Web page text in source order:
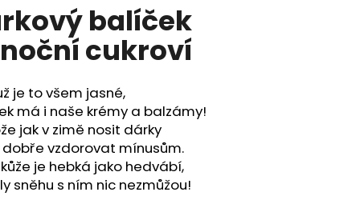
balíček
cukroví
je to všem jasné,
má i naše krémy a balzámy!
jak v zimě nosit dárky
vzdorovat mínusům.
je hebká jako hedvábí,
sněhu s ním nic nezmůžou!